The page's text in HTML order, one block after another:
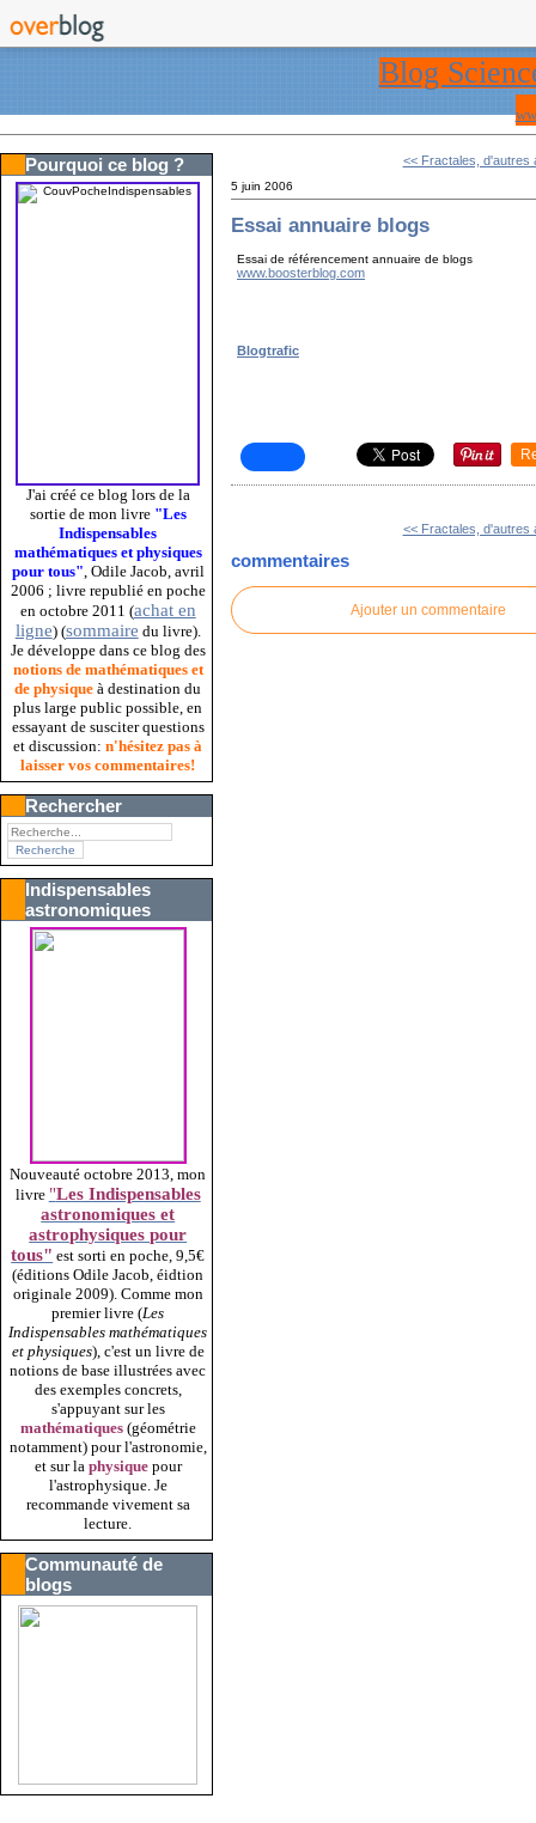
Blog
Pourquoi ce blog ?
J'ai créé ce blog lors de la
sortie de mon livre "Les
Indispensables
mathématiques et physiques
pour tous", Odile Jacob, avril
2006 ; livre republié en poche
en octobre 2011 (achat en
ligne) (sommaire du livre).
Je développe dans ce blog des
notions de mathématiques et
de physique à destination du
plus large public possible, en
essayant de susciter questions
et discussion: n'hésitez pas à
laisser vos commentaires!
Rechercher
Indispensables
astronomiques
Nouveauté octobre 2013, mon
livre "Les Indispensables
astronomiques et
astrophysiques pour
tous" est sorti en poche, 9,5€
(éditions Odile Jacob, éidtion
originale 2009). Comme mon
premier livre (Les
Indispensables mathématiques
et physiques), c'est un livre de
notions de base illustrées avec
des exemples concrets,
s'appuyant sur les
mathématiques(géométrie
notamment) pour l'astronomie,
et sur la physiquepour
l'astrophysique. Je
recommande vivement sa
lecture.
Communauté de
blogs
<< Fractales, d'autres
5 juin 2006
Essai annuaire blogs
Essai de référencement annuaire de blogs
www.boosterblog.com
Blogtrafic
<< Fractales, d'autres
commentaires
Ajouter un commentaire